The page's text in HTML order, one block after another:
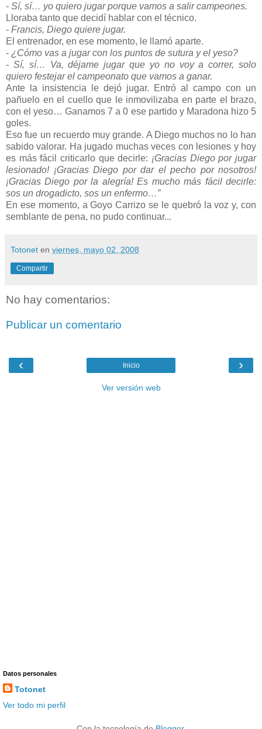
- Sí, sí… yo quiero jugar porque vamos a salir campeones.
Lloraba tanto que decidí hablar con el técnico.
- Francis, Diego quiere jugar.
El entrenador, en ese momento, le llamó aparte.
- ¿Cómo vas a jugar con los puntos de sutura y el yeso?
- Sí, sí… Va, déjame jugar que yo no voy a correr, solo
quiero festejar el campeonato que vamos a ganar.
Ante la insistencia le dejó jugar. Entró al campo con un
pañuelo en el cuello que le inmovilizaba en parte el brazo,
con el yeso… Ganamos 7 a 0 ese partido y Maradona hizo 5
goles.
Eso fue un recuerdo muy grande. A Diego muchos no lo han
sabido valorar. Ha jugado muchas veces con lesiones y hoy
es más fácil criticarlo que decirle: ¡Gracias Diego por jugar
lesionado! ¡Gracias Diego por dar el pecho por nosotros!
¡Gracias Diego por la alegría! Es mucho más fácil decirle:
sos un drogadicto, sos un enfermo…”
En ese momento, a Goyo Carrizo se le quebró la voz y, con
semblante de pena, no pudo continuar...
Totonet en viernes, mayo 02, 2008
Compartir
No hay comentarios:
Publicar un comentario
‹ ›
Inicio
Ver versión web
Datos personales
Totonet
Ver todo mi perfil